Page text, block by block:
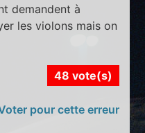
demandent à
les violons mais on
48 vote(s)
pour cette erreur